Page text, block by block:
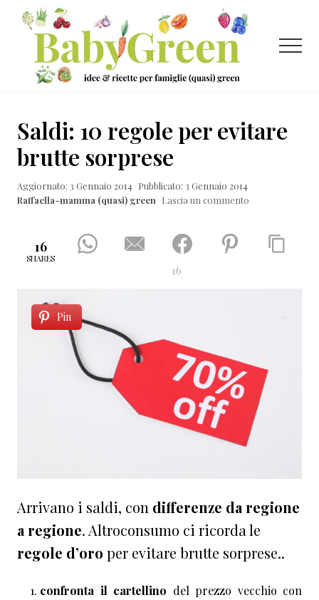
Menu
Passa
contenuto
principale
Passa
laterale
primaria
Passa
ricette
per
famiglie
Menu
Saldi: 10 regole per evitare
brutte sorprese
Aggiornato: 3 Gennaio 2014 Pubblicato: 3 Gennaio 2014
Raffaella-mamma (quasi) green Lascia un commento
16
SHARES
16
Pin
Arrivano i saldi, con differenze da regione
a regione. Altroconsumo ci ricorda le
regole d’oro per evitare brutte sorprese..
confronta il cartellino del prezzo vecchio con